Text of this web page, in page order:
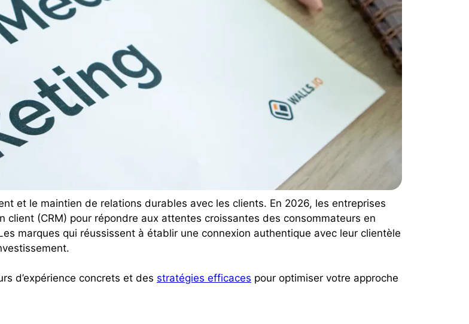
et le maintien de relations durables avec les clients. En 2026, les entreprises
(CRM) pour répondre aux attentes croissantes des consommateurs en
marques qui réussissent à établir une connexion authentique avec leur clientèle
d’expérience concrets et des stratégies efficaces pour optimiser votre approche